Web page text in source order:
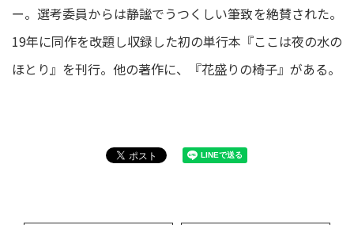
ー。選考委員からは静謐でうつくしい筆致を絶賛された。
19年に同作を改題し収録した初の単行本『ここは夜の水の
ほとり』を刊行。他の著作に、『花盛りの椅子』がある。